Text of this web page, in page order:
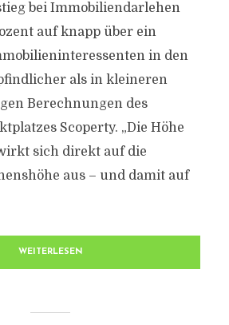
bei Immobiliendarlehen
auf knapp über ein
in den
als in kleineren
Berechnungen des
Scoperty. „Die Höhe
sich direkt auf die
aus – und damit auf
WEITERLESEN